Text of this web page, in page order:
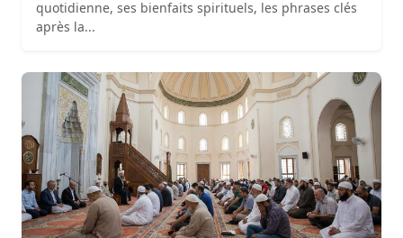
quotidienne, ses bienfaits spirituels, les phrases clés
après la...